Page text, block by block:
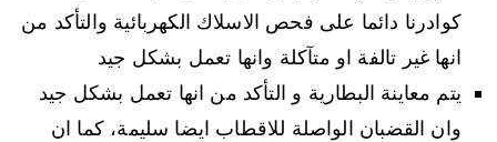
كوادرنا دائما على فحص الاسلاك الكهربائية والتأكد من
انها غير تالفة او متآكلة وانها تعمل بشكل جيد
يتم معاينة البطارية و التأكد من انها تعمل بشكل جيد
وان القضبان الواصلة للاقطاب ايضا سليمة، كما ان